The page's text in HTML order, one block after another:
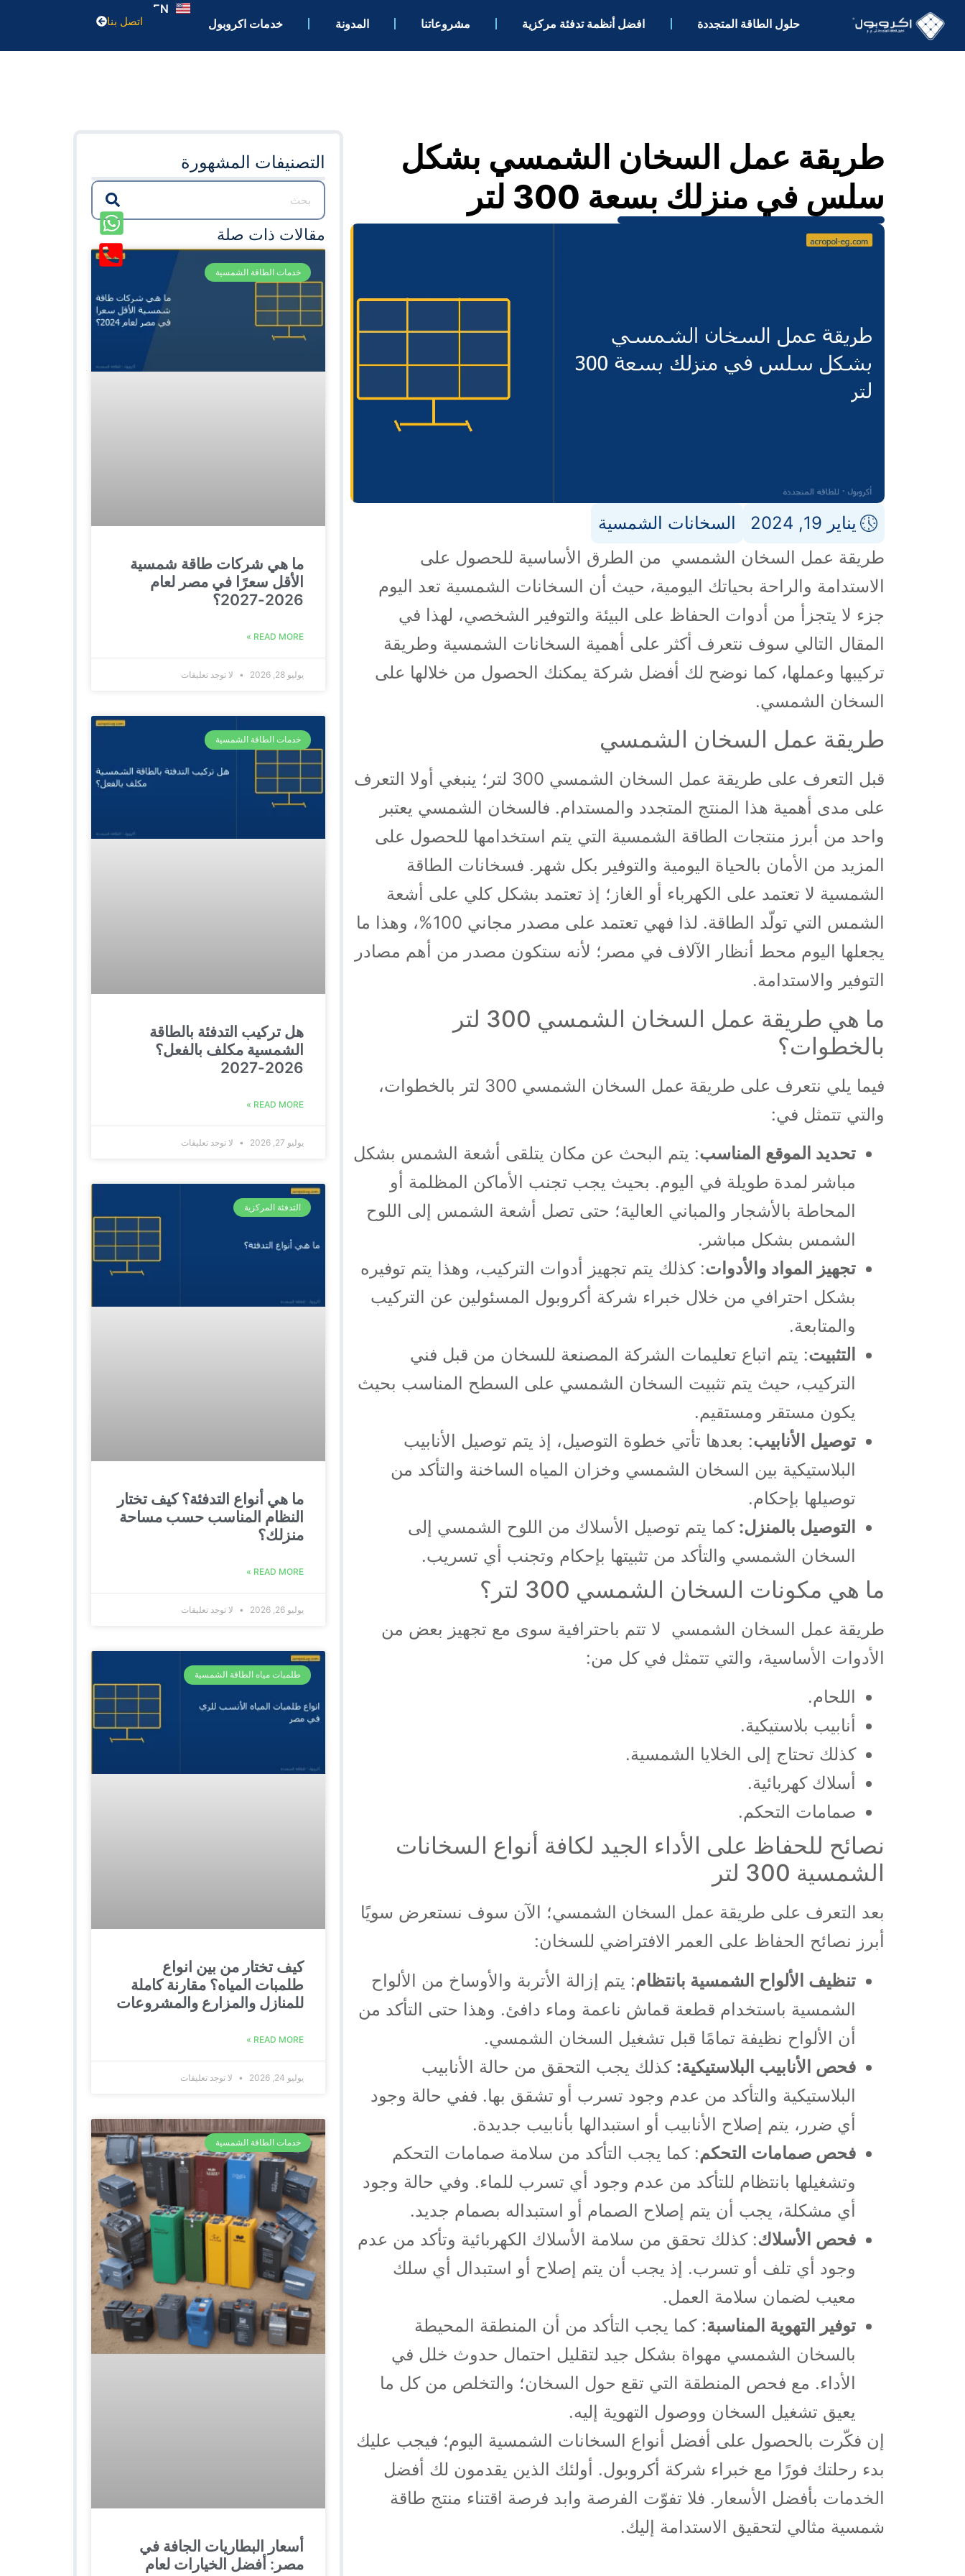
حلول الطاقة المتجددة افضل أنظمة تدفئة مركزية مشروعاتنا المدونة خدمات اكروبول
EN
اتصل بنا
طريقة عمل السخان الشمسي بشكل
سلس في منزلك بسعة 300 لتر
يناير 19, 2024
السخانات الشمسية
طريقة عمل السخان الشمسي من الطرق الأساسية للحصول على
الاستدامة والراحة بحياتك اليومية، حيث أن السخانات الشمسية تعد اليوم
جزء لا يتجزأ من أدوات الحفاظ على البيئة والتوفير الشخصي، لهذا في
المقال التالي سوف نتعرف أكثر على أهمية السخانات الشمسية وطريقة
تركيبها وعملها، كما نوضح لك أفضل شركة يمكنك الحصول من خلالها على
السخان الشمسي.
طريقة عمل السخان الشمسي
قبل التعرف على طريقة عمل السخان الشمسي 300 لتر؛ ينبغي أولا التعرف
على مدى أهمية هذا المنتج المتجدد والمستدام. فالسخان الشمسي يعتبر
واحد من أبرز منتجات الطاقة الشمسية التي يتم استخدامها للحصول على
المزيد من الأمان بالحياة اليومية والتوفير بكل شهر. فسخانات الطاقة
الشمسية لا تعتمد على الكهرباء أو الغاز؛ إذ تعتمد بشكل كلي على أشعة
الشمس التي تولّد الطاقة. لذا فهي تعتمد على مصدر مجاني 100%، وهذا ما
يجعلها اليوم محط أنظار الآلاف في مصر؛ لأنه ستكون مصدر من أهم مصادر
التوفير والاستدامة.
ما هي طريقة عمل السخان الشمسي 300 لتر
بالخطوات؟
فيما يلي نتعرف على طريقة عمل السخان الشمسي 300 لتر بالخطوات،
والتي تتمثل في:
تحديد الموقع المناسب: يتم البحث عن مكان يتلقى أشعة الشمس بشكل
مباشر لمدة طويلة في اليوم. بحيث يجب تجنب الأماكن المظلمة أو
المحاطة بالأشجار والمباني العالية؛ حتى تصل أشعة الشمس إلى اللوح
الشمس بشكل مباشر.
تجهيز المواد والأدوات: كذلك يتم تجهيز أدوات التركيب، وهذا يتم توفيره
بشكل احترافي من خلال خبراء شركة أكروبول المسئولين عن التركيب
والمتابعة.
التثبيت: يتم اتباع تعليمات الشركة المصنعة للسخان من قبل فني
التركيب، حيث يتم تثبيت السخان الشمسي على السطح المناسب بحيث
يكون مستقر ومستقيم.
توصيل الأنابيب: بعدها تأتي خطوة التوصيل، إذ يتم توصيل الأنابيب
البلاستيكية بين السخان الشمسي وخزان المياه الساخنة والتأكد من
توصيلها بإحكام.
التوصيل بالمنزل:كما يتم توصيل الأسلاك من اللوح الشمسي إلى
السخان الشمسي والتأكد من تثبيتها بإحكام وتجنب أي تسريب.
ما هي مكونات السخان الشمسي 300 لتر؟
طريقة عمل السخان الشمسي لا تتم باحترافية سوى مع تجهيز بعض من
الأدوات الأساسية، والتي تتمثل في كل من:
اللحام.
أنابيب بلاستيكية.
كذلك تحتاج إلى الخلايا الشمسية.
أسلاك كهربائية.
صمامات التحكم.
نصائح للحفاظ على الأداء الجيد لكافة أنواع السخانات
الشمسية 300 لتر
بعد التعرف على طريقة عمل السخان الشمسي؛ الآن سوف نستعرض سويًا
أبرز نصائح الحفاظ على العمر الافتراضي للسخان:
تنظيف الألواح الشمسية بانتظام: يتم إزالة الأتربة والأوساخ من الألواح
الشمسية باستخدام قطعة قماش ناعمة وماء دافئ. وهذا حتى التأكد من
أن الألواح نظيفة تمامًا قبل تشغيل السخان الشمسي.
فحص الأنابيب البلاستيكية: كذلك يجب التحقق من حالة الأنابيب
البلاستيكية والتأكد من عدم وجود تسرب أو تشقق بها. ففي حالة وجود
أي ضرر، يتم إصلاح الأنابيب أو استبدالها بأنابيب جديدة.
فحص صمامات التحكم: كما يجب التأكد من سلامة صمامات التحكم
وتشغيلها بانتظام للتأكد من عدم وجود أي تسرب للماء. وفي حالة وجود
أي مشكلة، يجب أن يتم إصلاح الصمام أو استبداله بصمام جديد.
فحص الأسلاك: كذلك تحقق من سلامة الأسلاك الكهربائية وتأكد من عدم
وجود أي تلف أو تسرب. إذ يجب أن يتم إصلاح أو استبدال أي سلك
معيب لضمان سلامة العمل.
توفير التهوية المناسبة: كما يجب التأكد من أن المنطقة المحيطة
بالسخان الشمسي مهواة بشكل جيد لتقليل احتمال حدوث خلل في
الأداء. مع فحص المنطقة التي تقع حول السخان؛ والتخلص من كل ما
يعيق تشغيل السخان ووصول التهوية إليه.
إن فكّرت بالحصول على أفضل أنواع السخانات الشمسية اليوم؛ فيجب عليك
بدء رحلتك فورًا مع خبراء شركة أكروبول. أولئك الذين يقدمون لك أفضل
الخدمات بأفضل الأسعار. فلا تفوّت الفرصة وابد فرصة اقتناء منتج طاقة
شمسية مثالي لتحقيق الاستدامة إليك.
التصنيفات المشهورة
مقالات ذات صلة
خدمات الطاقة الشمسية
ما هي شركات طاقة شمسية
الأقل سعرًا في مصر لعام
2026-2027؟
READ MORE »
يوليو 28, 2026 لا توجد تعليقات
خدمات الطاقة الشمسية
هل تركيب التدفئة بالطاقة
الشمسية مكلف بالفعل؟
2026-2027
READ MORE »
يوليو 27, 2026 لا توجد تعليقات
التدفئة المركزية
ما هي أنواع التدفئة؟ كيف تختار
النظام المناسب حسب مساحة
منزلك؟
READ MORE »
يوليو 26, 2026 لا توجد تعليقات
طلمبات مياه الطاقة الشمسية
كيف تختار من بين انواع
طلمبات المياه؟ مقارنة كاملة
للمنازل والمزارع والمشروعات
READ MORE »
يوليو 24, 2026 لا توجد تعليقات
خدمات الطاقة الشمسية
أسعار البطاريات الجافة في
مصر: أفضل الخيارات لعام